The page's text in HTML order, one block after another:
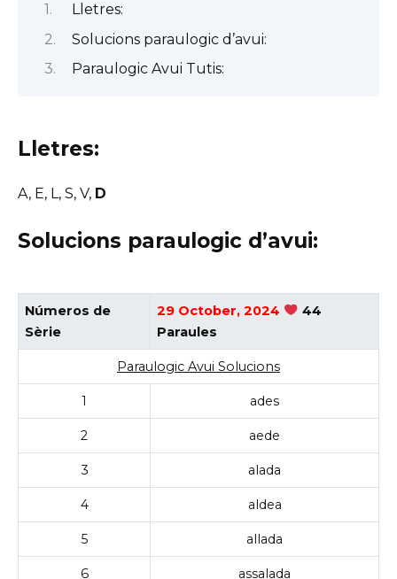
Lletres:
Solucions paraulogic d’avui:
Paraulogic Avui Tutis:
Lletres:
A, E, L, S, V, D
Solucions paraulogic d’avui:
Números de
Sèrie
29 October, 2024
44
Paraules
Paraulogic Avui Solucions
1 ades
2 aede
3 alada
4 aldea
5 allada
6 assalada